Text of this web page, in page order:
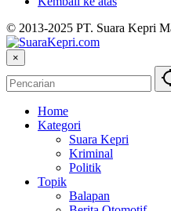
© 2013-2025 PT. Suara Kepri
×
Home
Kategori
Suara Kepri
Kriminal
Politik
Topik
Balapan